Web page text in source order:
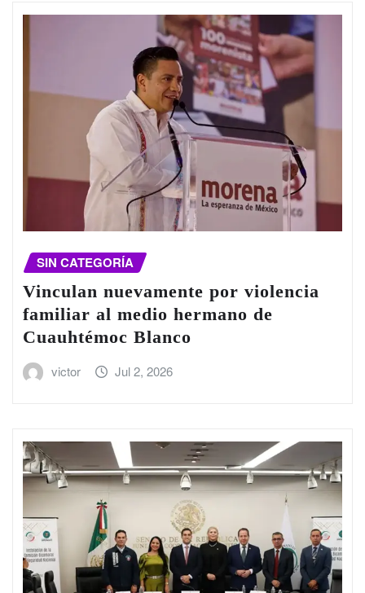
SIN CATEGORÍA
Vinculan nuevamente por violencia
familiar al medio hermano de
Cuauhtémoc Blanco
victor Jul 2, 2026